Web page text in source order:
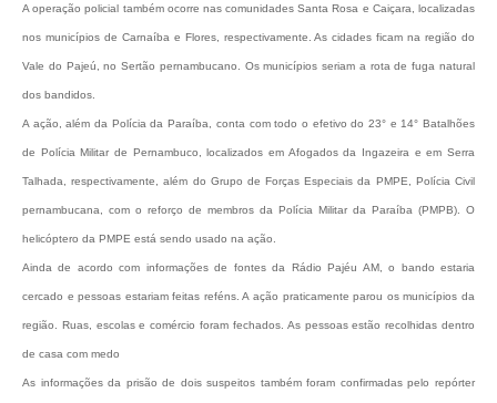
A operação policial também ocorre nas comunidades Santa Rosa e Caiçara, localizadas
nos municípios de Carnaíba e Flores, respectivamente. As cidades ficam na região do
Vale do Pajeú, no Sertão pernambucano. Os municípios seriam a rota de fuga natural
dos bandidos.
A ação, além da Polícia da Paraíba, conta com todo o efetivo do 23° e 14° Batalhões
de Polícia Militar de Pernambuco, localizados em Afogados da Ingazeira e em Serra
Talhada, respectivamente, além do Grupo de Forças Especiais da PMPE, Polícia Civil
pernambucana, com o reforço de membros da Polícia Militar da Paraíba (PMPB). O
helicóptero da PMPE está sendo usado na ação.
Ainda de acordo com informações de fontes da Rádio Pajéu AM, o bando estaria
cercado e pessoas estariam feitas reféns. A ação praticamente parou os municípios da
região. Ruas, escolas e comércio foram fechados. As pessoas estão recolhidas dentro
de casa com medo
As informações da prisão de dois suspeitos também foram confirmadas pelo repórter